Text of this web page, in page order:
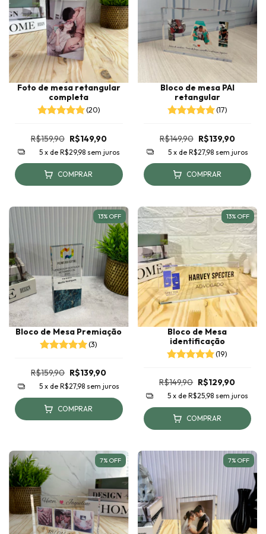
Foto de mesa retangular
completa
(20)
R$159,90 R$149,90
5 x de R$29,98 sem juros
COMPRAR
Bloco de mesa PAI
retangular
(17)
R$149,90 R$139,90
5 x de R$27,98 sem juros
COMPRAR
13% OFF
Bloco de Mesa Premiação
(3)
R$159,90 R$139,90
5 x deR$27,98 sem juros
COMPRAR
13% OFF
Bloco de Mesa
identificação
(19)
R$149,90 R$129,90
5 x deR$25,98 sem juros
COMPRAR
7% OFF 7% OFF